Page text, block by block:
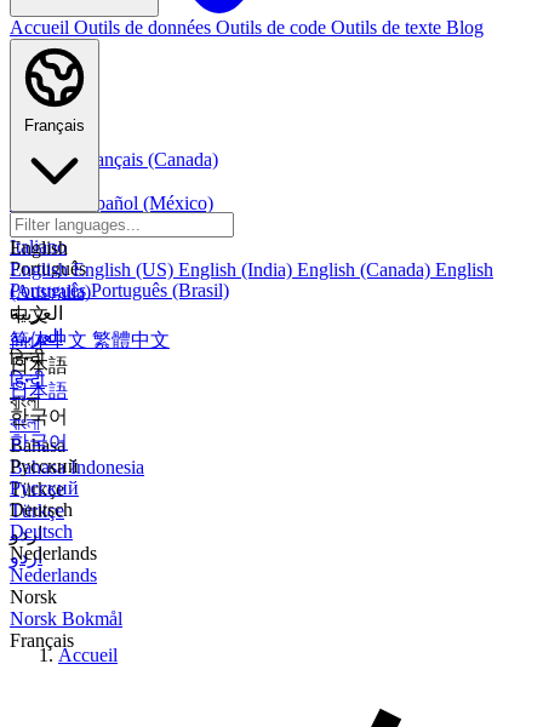
Français Français (Canada)
Español
Español (México)
Italiano
Italiano
Português
PortuguêsPortuguês (Brasil)
العربية
العربية
हिन्दी
हिन्दी
বাংলা
বাংলা
Bahasa
Bahasa Indonesia
Türkçe
Türkçe
اردو
اردو
Accueil Outils de données Outils de code Outils de texte Blog
Français
English
EnglishEnglish (US) English (India) English (Canada) English
(Australia)
中文
简体中文 繁體中文
日本語
日本語
한국어
한국어
Русский
Русский
Deutsch
Deutsch
Nederlands
Nederlands
Norsk
Norsk Bokmål
Français
Accueil